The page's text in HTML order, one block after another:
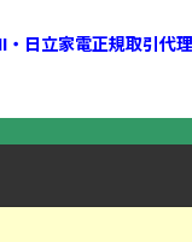
日立家電正規取引代